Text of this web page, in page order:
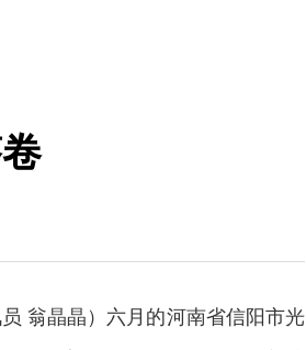
翁晶晶）六月的河南省信阳市光